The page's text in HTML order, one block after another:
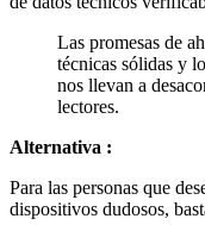
técnicas sólidas y
nos llevan a
lectores.
dispositivos dudosos,